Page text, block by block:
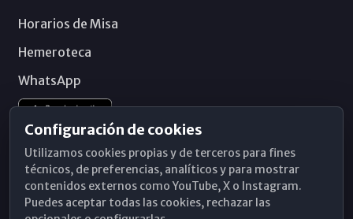
Horarios de Misa
Hemeroteca
WhatsApp
Configuración de cookies
Utilizamos cookies propias y de terceros para fines
técnicos, de preferencias, analíticos y para mostrar
contenidos externos como YouTube, X o Instagram.
Puedes aceptar todas las cookies, rechazar las